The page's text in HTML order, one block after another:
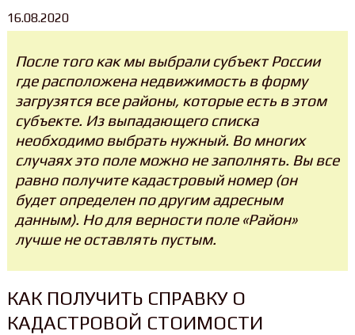
16.08.2020
После того как мы выбрали субъект России
где расположена недвижимость в форму
загрузятся все районы, которые есть в этом
субъекте. Из выпадающего списка
необходимо выбрать нужный. Во многих
случаях это поле можно не заполнять. Вы все
равно получите кадастровый номер (он
будет определен по другим адресным
данным). Но для верности поле «Район»
лучше не оставлять пустым.
КАК ПОЛУЧИТЬ СПРАВКУ О
КАДАСТРОВОЙ СТОИМОСТИ